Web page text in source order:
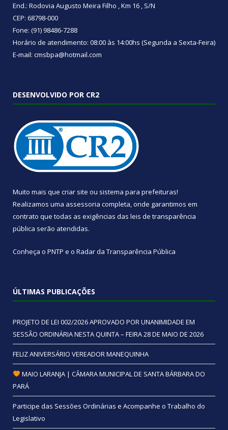
End.: Rodovia Augusto Meira Filho , Km 16 , S/N
CEP: 68798-000
Fone: (91) 98486-7288
Horário de atendimento: 08:00 às 14:00hs (Segunda a Sexta-Feira)
E-mail: cmsbpa@hotmail.com
DESENVOLVIDO POR CR2
Muito mais que criar site ou sistema para prefeituras!
Realizamos uma assessoria completa, onde garantimos em
contrato que todas as exigências das leis de transparência
pública serão atendidas.
Conheça o PNTP e o Radar da Transparência Pública
ÚLTIMAS PUBLICAÇÕES
PROJETO DE LEI 002/2026 APROVADO POR UNANIMIDADE EM
SESSÃO ORDINÁRIA NESTA QUINTA – FEIRA 28 DE MAIO DE 2026
FELIZ ANIVERSÁRIO VEREADOR MANEQUINHA
MAIO LARANJA | CÂMARA MUNICIPAL DE SANTA BÁRBARA DO
PARÁ
Participe das Sessões Ordinárias e Acompanhe o Trabalho do
Legislativo